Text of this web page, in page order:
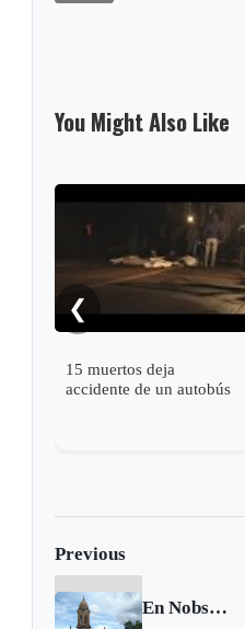
You Might Also Like
❮
15 muertos deja
accidente de un autobús
Previous
En Nobsa le van a cambiar la cara al parque central